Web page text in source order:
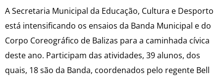
A Secretaria Municipal da Educação, Cultura e Desporto
está intensificando os ensaios da Banda Municipal e do
Corpo Coreográfico de Balizas para a caminhada cívica
deste ano. Participam das atividades, 39 alunos, dos
quais, 18 são da Banda, coordenados pelo regente Bell